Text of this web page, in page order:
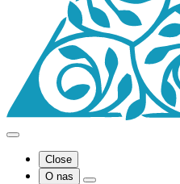
Close
O nas